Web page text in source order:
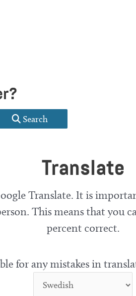
Search
Translate
Translate. It is
This means that you
percent correct.
for any mistakes in